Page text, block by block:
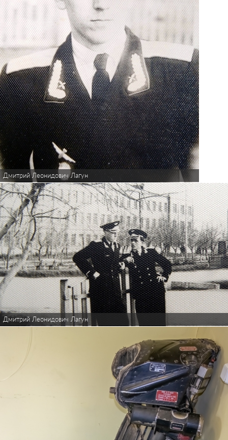
Дмитрий Леонидович Лагун
Дмитрий Леонидович Лагун